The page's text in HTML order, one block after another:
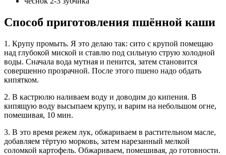
Способ приготовления пшённой каши
1. Крупу промыть. Я это делаю так: сито с крупой помещаю
над глубокой миской и ставлю под сильную струю холодной
воды. Сначала вода мутная и пенится, затем становится
совершенно прозрачной. После этого пшено надо обдать
кипятком.
2. В кастрюлю наливаем воду и доводим до кипения. В
кипящую воду высыпаем крупу, и варим на небольшом огне,
помешивая, 10 мин.
3. В это время режем лук, обжариваем в растительном масле,
добавляем тёртую морковь, затем нарезанный мелкой
соломкой картофель. Обжариваем, помешивая, до готовности.